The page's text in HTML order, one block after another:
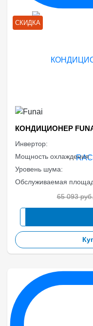
СКИДКА
КОНДИЦИОНЕР FUNAI
Инвертор:
Мощность охлаждения:
Уровень шума:
Обслуживаемая
65 093руб.